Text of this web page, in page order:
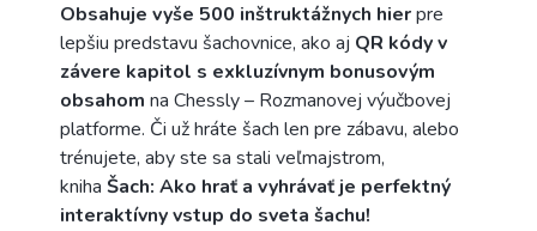
Obsahuje vyše 500 inštruktážnych hierpre
lepšiu predstavu šachovnice, ako aj QR kódy v
závere kapitol s exkluzívnym bonusovým
obsahom na Chessly – Rozmanovej výučbovej
platforme. Či už hráte šach len pre zábavu, alebo
trénujete, aby ste sa stali veľmajstrom,
kniha Šach: Ako hrať a vyhrávať je perfektný
interaktívny vstup do sveta šachu!